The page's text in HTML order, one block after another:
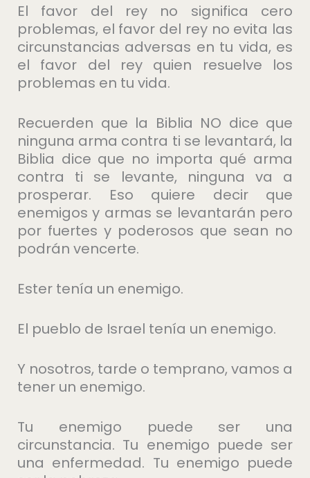
El favor del rey no significa cero
problemas, el favor del rey no evita las
circunstancias adversas en tu vida, es
el favor del rey quien resuelve los
problemas en tu vida.
Recuerden que la Biblia NO dice que
ninguna arma contra ti se levantará, la
Biblia dice que no importa qué arma
contra ti se levante, ninguna va a
prosperar. Eso quiere decir que
enemigos y armas se levantarán pero
por fuertes y poderosos que sean no
podrán vencerte.
Ester tenía un enemigo.
El pueblo de Israel tenía un enemigo.
Y nosotros, tarde o temprano, vamos a
tener un enemigo.
Tu enemigo puede ser una
circunstancia. Tu enemigo puede ser
una enfermedad. Tu enemigo puede